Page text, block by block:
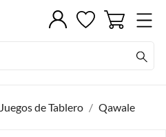
Juegos de Tablero Qawale